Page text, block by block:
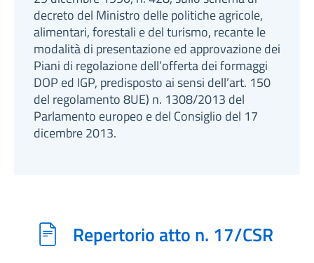
decreto del Ministro delle politiche agricole,
alimentari, forestali e del turismo, recante le
modalità di presentazione ed approvazione dei
Piani di regolazione dell’offerta dei formaggi
DOP ed IGP, predisposto ai sensi dell’art. 150
del regolamento 8UE) n. 1308/2013 del
Parlamento europeo e del Consiglio del 17
dicembre 2013.
Repertorio atto n. 17/CSR